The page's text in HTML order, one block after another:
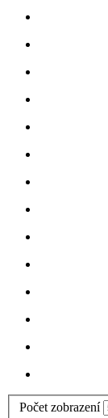
Počet zobrazení